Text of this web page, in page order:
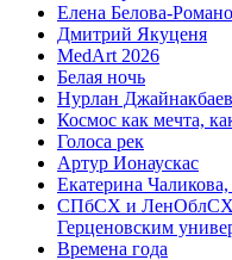
Елена Белова-
Дмитрий Якуценя
MedArt 2026
Белая ночь
Нурлан Джайнакбаев
Космос как мечта,
Голоса рек
Артур Ионаускас
Екатерина
СПбСХ и ЛенОблСХ
Герценовским
Времена года